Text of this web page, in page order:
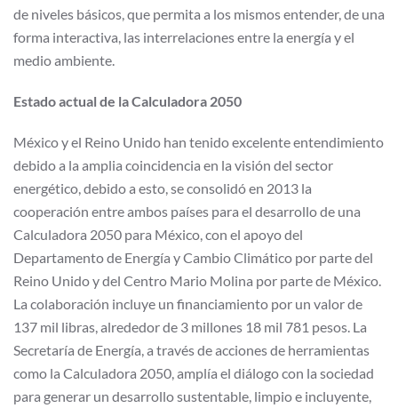
de niveles básicos, que permita a los mismos entender, de una
forma interactiva, las interrelaciones entre la energía y el
medio ambiente.
Estado actual de la Calculadora 2050
México y el Reino Unido han tenido excelente entendimiento
debido a la amplia coincidencia en la visión del sector
energético, debido a esto, se consolidó en 2013 la
cooperación entre ambos países para el desarrollo de una
Calculadora 2050 para México, con el apoyo del
Departamento de Energía y Cambio Climático por parte del
Reino Unido y del Centro Mario Molina por parte de México.
La colaboración incluye un financiamiento por un valor de
137 mil libras, alrededor de 3 millones 18 mil 781 pesos. La
Secretaría de Energía, a través de acciones de herramientas
como la Calculadora 2050, amplía el diálogo con la sociedad
para generar un desarrollo sustentable, limpio e incluyente,